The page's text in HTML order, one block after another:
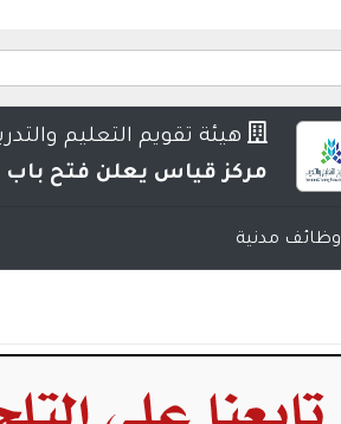
هيئة تقويم التعليم
مركز قياس يعلن فتح باب
وظائف مدنية